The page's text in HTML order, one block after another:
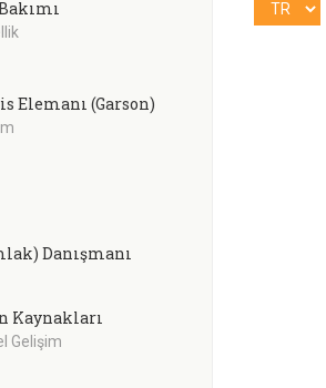
Elemanı (Garson)
Danışmanı
Kaynakları
Gelişim